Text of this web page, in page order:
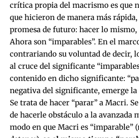
crítica propia del macrismo es que
que hicieron de manera más
promesa de futuro: hacer lo mismo,
Ahora son “imparables”. En el
contrariando su voluntad de decir,
al cruce del significante
contenido en dicho significante:
negativa del significante, emerge
Se trata de hacer “parar” a Macri.
de hacerle obstáculo a la avanzada
modo en que Macri es “imparable”